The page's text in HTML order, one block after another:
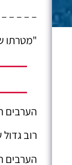
– – – –
"מטרתו
הערבים
רוב